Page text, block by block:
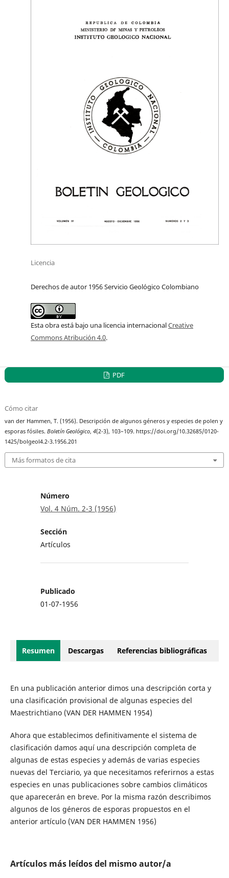
Licencia
Derechos de autor 1956 Servicio Geológico Colombiano
Esta obra está bajo una licencia internacionalCreative
Commons Atribución 4.0.
PDF
Cómo citar
van der Hammen, T. (1956). Descripción de algunos géneros y especies de polen y
esporas fósiles.Boletín Geológico,4(2-3), 103–109. https://doi.org/10.32685/0120-
1425/bolgeol4.2-3.1956.201
Más formatos de cita
Número
Vol. 4 Núm. 2-3 (1956)
Sección
Artículos
Publicado
01-07-1956
Resumen Descargas Referencias bibliográficas
En una publicación anterior dimos una descripción corta y
una clasificación provisional de algunas especies del
Maestrichtiano (VAN DER HAMMEN 1954)
Ahora que establecimos definitivamente el sistema de
clasificación damos aquí una descripción completa de
algunas de estas especies y además de varias especies
nuevas del Terciario, ya que necesitamos referirnos a estas
especies en unas publicaciones sobre cambios climáticos
que aparecerán en breve. Por la misma razón describimos
algunos de los géneros de esporas propuestos en el
anterior artículo (VAN DER HAMMEN 1956)
Artículos más leídos del mismo autor/a